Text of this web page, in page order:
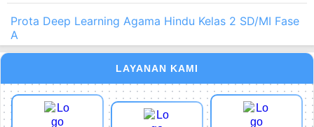
Prota Deep Learning Agama Hindu Kelas 2 SD/MI Fase
A
LAYANAN KAMI